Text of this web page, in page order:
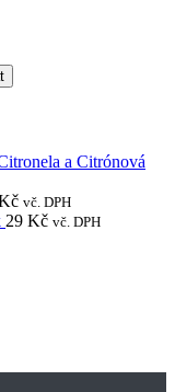
a Citrónová
vč. DPH
29 Kč vč. DPH